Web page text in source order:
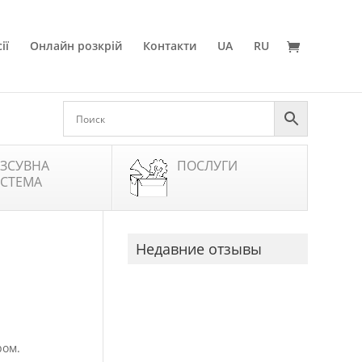
Онлайн розкрій Контакти UA RU
ПОСЛУГИ
Недавние отзывы